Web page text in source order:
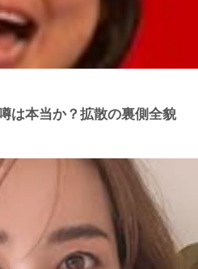
は本当か？拡散の裏側全貌